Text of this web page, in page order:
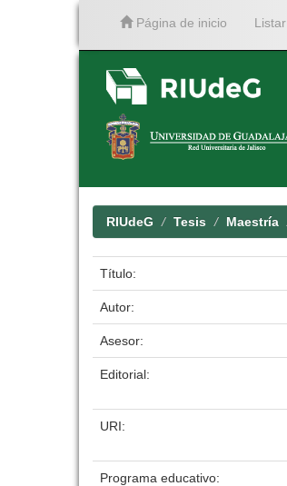
Página de inicio Listar
RIUdeG Tesis Maestría
Título:
Autor:
Asesor:
Editorial:
URI:
Programa educativo: